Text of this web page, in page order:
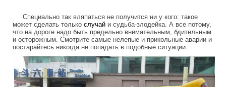
Специально так вляпаться не получится ни у кого: такое
может сделать только случай и судьба-злодейка. А все потому,
что на дороге надо быть предельно внимательным, бдительным
и осторожным. Смотрите самые нелепые и прикольные аварии и
постарайтесь никогда не попадать в подобные ситуации.
funny_accident.jpg